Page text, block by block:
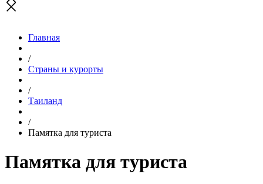
Главная
/
Страны и курорты
/
Таиланд
/
Памятка для туриста
Памятка для туриста